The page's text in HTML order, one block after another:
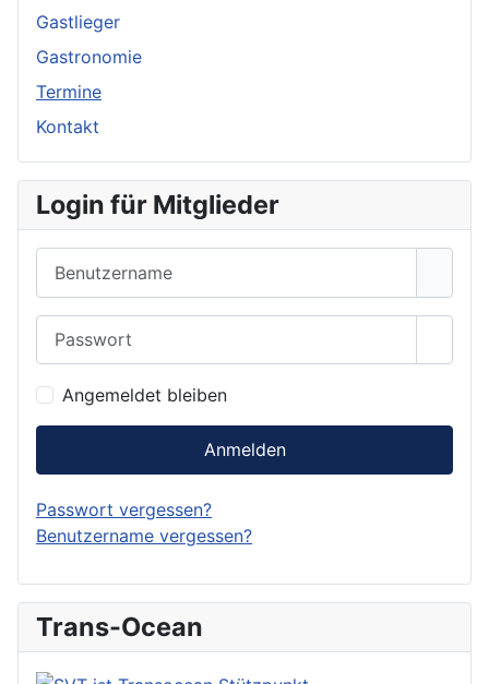
Gastlieger
Gastronomie
Termine
Kontakt
Login für Mitglieder
Angemeldet bleiben
Anmelden
Passwort vergessen?
Benutzername vergessen?
Trans-Ocean